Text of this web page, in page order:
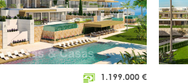
1.199.000 €